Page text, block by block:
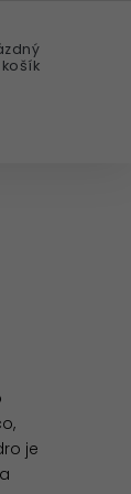
košík
je